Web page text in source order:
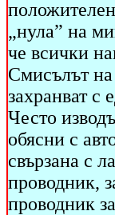
„нула” на
че всички
Смисълът на
захранват с
Често
обясни с
свързана с
проводник,
проводник